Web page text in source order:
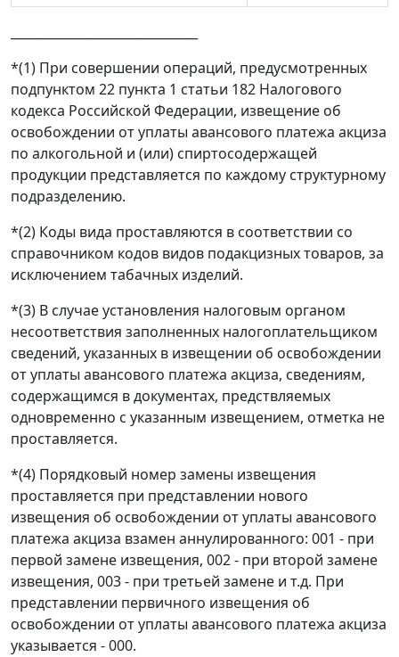
*(1) При совершении операций, предусмотренных
подпунктом 22 пункта 1 статьи 182 Налогового
кодекса Российской Федерации, извещение об
освобождении от уплаты авансового платежа акциза
по алкогольной и (или) спиртосодержащей
продукции представляется по каждому структурному
подразделению.
*(2) Коды вида проставляются в соответствии со
справочником кодов видов подакцизных товаров, за
исключением табачных изделий.
*(3) В случае установления налоговым органом
несоответствия заполненных налогоплательщиком
сведений, указанных в извещении об освобождении
от уплаты авансового платежа акциза, сведениям,
содержащимся в документах, предствляемых
одновременно с указанным извещением, отметка не
проставляется.
*(4) Порядковый номер замены извещения
проставляется при представлении нового
извещения об освобождении от уплаты авансового
платежа акциза взамен аннулированного: 001 - при
первой замене извещения, 002 - при второй замене
извещения, 003 - при третьей замене и т.д. При
представлении первичного извещения об
освобождении от уплаты авансового платежа акциза
указывается - 000.